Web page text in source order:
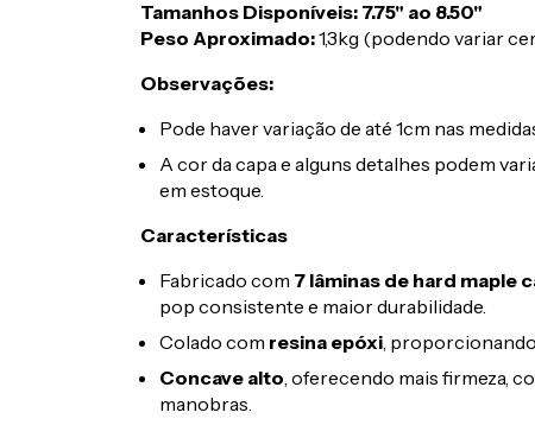
Tamanhos Disponíveis: 7.75" ao 8.50"
Peso Aproximado:1,3kg (podendo variar
Observações:
Pode haver variação de até 1cm nas
A cor da capa e alguns detalhes podem
em estoque.
Características
Fabricado com 7 lâminas de hard maple
pop consistente e maior durabilidade.
Colado com resina epóxi ,
Concave alto , oferecendo mais firmeza,
manobras.